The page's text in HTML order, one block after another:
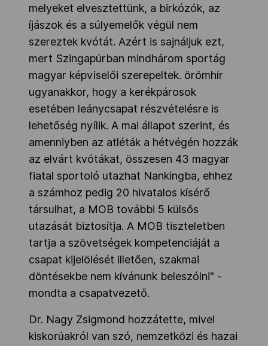
melyeket elvesztettünk, a birkózók, az
íjászok és a súlyemelők végül nem
szereztek kvótát. Azért is sajnáljuk ezt,
mert Szingapúrban mindhárom sportág
magyar képviselői szerepeltek. örömhír
ugyanakkor, hogy a kerékpárosok
esetében leánycsapat részvételésre is
lehetőség nyílik. A mai állapot szerint, és
amenniyben az atléták a hétvégén hozzák
az elvárt kvótákat, összesen 43 magyar
fiatal sportoló utazhat Nankingba, ehhez
a számhoz pedig 20 hivatalos kísérő
társulhat, a MOB további 5 külsős
utazását biztosítja. A MOB tiszteletben
tartja a szövetségek kompetenciáját a
csapat kijelölését illetően, szakmai
döntésekbe nem kívánunk beleszólni" -
mondta a csapatvezető.
Dr. Nagy Zsigmond hozzátette, mivel
kiskorúakról van szó, nemzetközi és hazai